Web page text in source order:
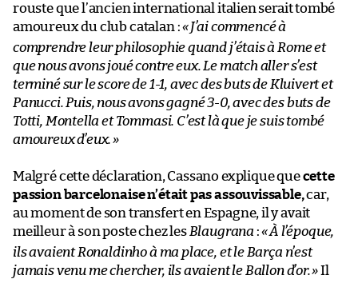
rouste que l’ancien international italien serait tombé
amoureux du club catalan :«J’ai commencé à
comprendre leur philosophie quand j’étais à Rome et
que nous avons joué contre eux. Le match aller s’est
terminé sur le score de 1-1, avec des buts de Kluivert et
Panucci. Puis, nous avons gagné 3-0, avec des buts de
Totti, Montella et Tommasi. C’est là que je suis tombé
amoureux d’eux.»
Malgré cette déclaration, Cassano explique quecette
passion barcelonaise n’était pas assouvissable,car,
au moment de son transfert en Espagne, il y avait
meilleur à son poste chez les Blaugrana :«À l’époque,
ils avaient Ronaldinho à ma place, et le Barça n’est
jamais venu me chercher, ils avaient le Ballon d’or.»Il